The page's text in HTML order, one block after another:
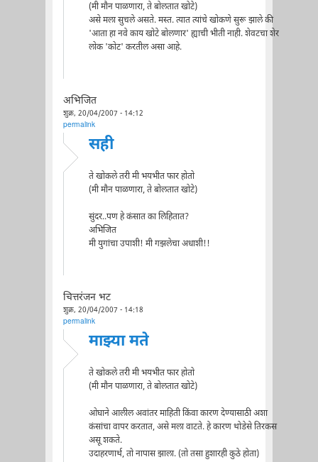
(मी मौन पाळणारा, ते बोलतात खोटे)
असे मला सुचले असते. मस्त. त्यात त्यांचे खोकणे सुरू झाले की
'आता हा नवे काय खोटे बोलणार' ह्याची भीती नाही. शेवटचा शेर
लोक 'कोट' करतील असा आहे.
अभिजित
शुक्र, 20/04/2007 - 14:12
permalink
सही
ते खोकले तरी मी भयभीत फार होतो
(मी मौन पाळणारा, ते बोलतात खोटे)
सुंदर..पण हे कंसात का लिहितात?
अभिजित
मी युगांचा उपाशी! मी गझलेचा अधाशी!!
चित्तरंजन भट
शुक्र, 20/04/2007 - 14:18
permalink
माझ्या मते
ते खोकले तरी मी भयभीत फार होतो
(मी मौन पाळणारा, ते बोलतात खोटे)
ओघाने आलील अवांतर माहिती किंवा कारण देण्यासाठी अशा
कंसांचा वापर करतात, असे मला वाटते. हे कारण थोडेसे तिरकस
असू शकते.
उदाहरणार्थ, तो नापास झाला. (तो तसा हुशारही कुठे होता)